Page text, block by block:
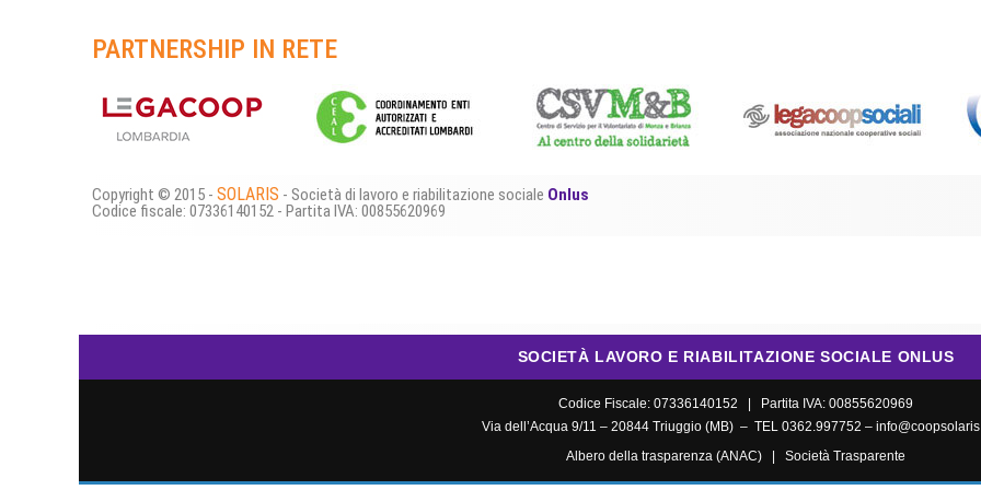
PARTNERSHIP IN RETE
Copyright © 2015 - SOLARIS - Società di lavoro e riabilitazione sociale Onlus
Codice fiscale: 07336140152 - Partita IVA: 00855620969
SOCIETÀ LAVORO E RIABILITAZIONE SOCIALE ONLUS
Codice Fiscale: 07336140152 | Partita IVA: 00855620969
Via dell’Acqua 9/11 – 20844 Triuggio (MB) – TEL 0362.997752 –
Albero della trasparenza (ANAC)
Società Trasparente